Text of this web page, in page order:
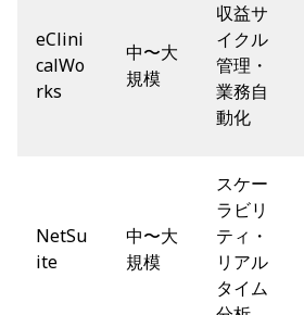
eClini
calWo
rks
中〜大
規模
収益サ
イクル
管理・
業務自
動化
NetSu
ite
中〜大
規模
スケー
ラビリ
ティ・
リアル
タイム